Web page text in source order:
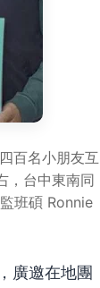
百名小朋友互
，台中東南同
班碩 Ronnie
廣邀在地團